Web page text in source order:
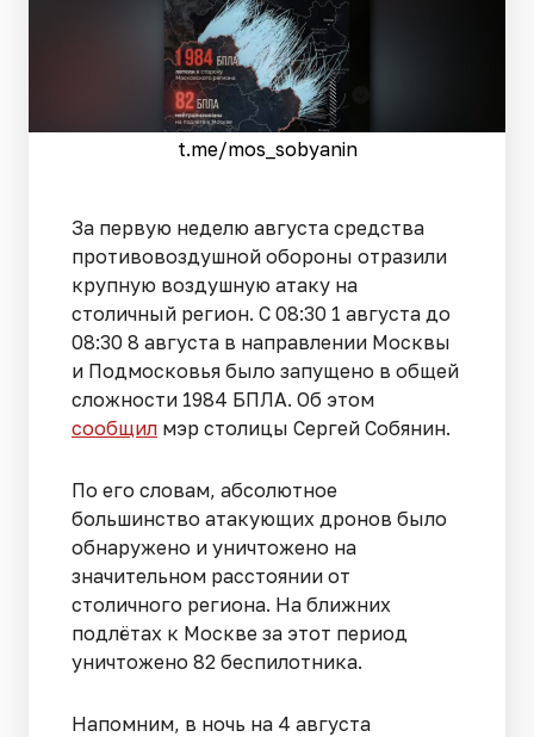
t.me/mos_sobyanin
За первую неделю августа средства
противовоздушной обороны отразили
крупную воздушную атаку на
столичный регион. С 08:30 1 августа до
08:30 8 августа в направлении Москвы
и Подмосковья было запущено в общей
сложности 1984 БПЛА. Об этом
сообщил мэр столицы Сергей Собянин.
По его словам, абсолютное
большинство атакующих дронов было
обнаружено и уничтожено на
значительном расстоянии от
столичного региона. На ближних
подлётах к Москве за этот период
уничтожено 82 беспилотника.
Напомним, в ночь на 4 августа